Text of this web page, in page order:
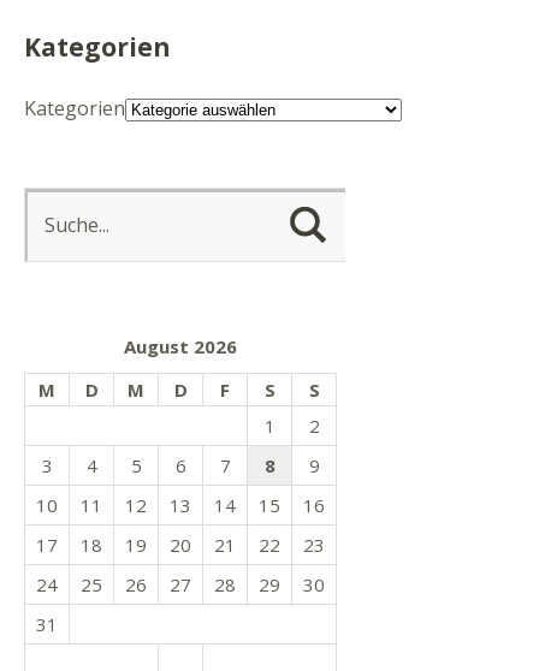
Kategorien
Kategorien
August 2026
M
D M D F S S
1
2
3
4 5 6 7 8
9
10
11 12 13 14 15
16
17
18 19 20 21 22
23
24
25 26 27 28 29
30
31